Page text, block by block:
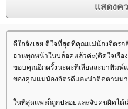
ดีใจจังเลย ดีใจที่สุดที่คุณแม่น้องจิตร
อ่านทุกหน้าในบล็อคแล้วค่ะ(ติดใจเรื่
ขอบคุณอีกครั้งนะคะที่เสียสละมาพิมพ์
ของคุณแม่น้องจิตรดีและน่าติดตามมา
ในที่สุดแพะก็ถูกปล่อยและจับคนผิดไ